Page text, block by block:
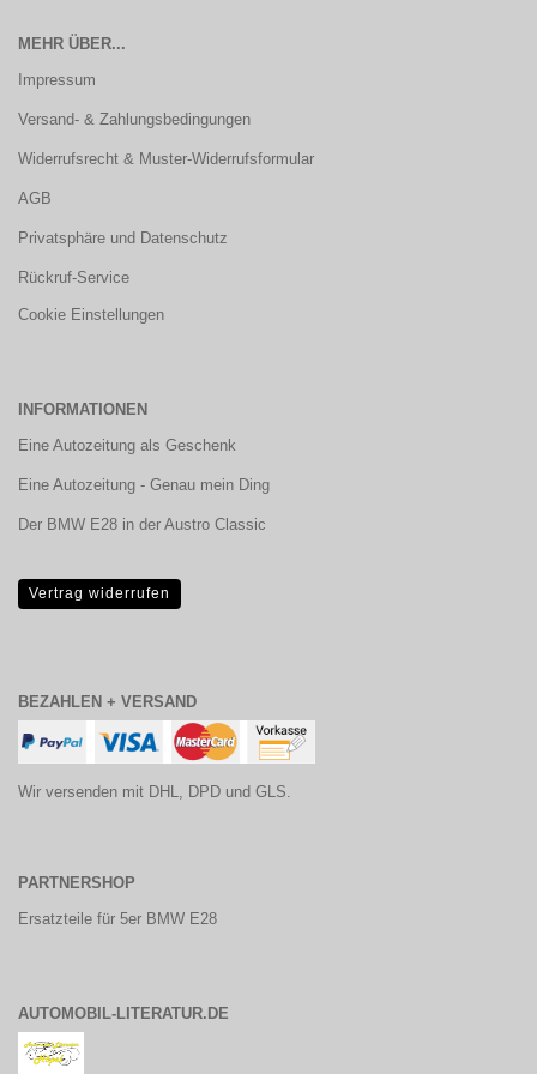
MEHR ÜBER...
Impressum
Versand- & Zahlungsbedingungen
Widerrufsrecht & Muster-Widerrufsformular
AGB
Privatsphäre und Datenschutz
Rückruf-Service
Cookie Einstellungen
INFORMATIONEN
Eine Autozeitung als Geschenk
Eine Autozeitung - Genau mein Ding
Der BMW E28 in der Austro Classic
Vertrag widerrufen
BEZAHLEN + VERSAND
Wir versenden mit DHL, DPD und GLS.
PARTNERSHOP
Ersatzteile für 5er BMW E28
AUTOMOBIL-LITERATUR.DE